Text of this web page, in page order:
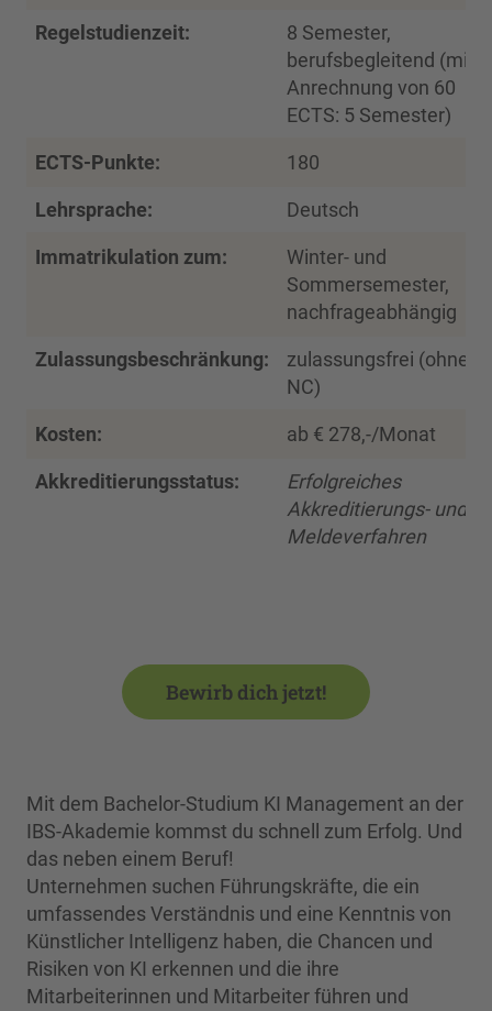
Regelstudienzeit:
8 Semester,
berufsbegleitend (mit
Anrechnung von 60
ECTS: 5 Semester)
ECTS-Punkte: 180
Lehrsprache: Deutsch
Immatrikulation zum:
Winter- und
Sommersemester,
nachfrageabhängig
Zulassungsbeschränkung:
zulassungsfrei (ohne
NC)
Kosten: ab € 278,-/Monat
Akkreditierungsstatus:
Erfolgreiches
Akkreditierungs- und
Meldeverfahren
Bewirb dich jetzt!
Mit dem Bachelor-Studium KI Management an der
IBS-Akademie kommst du schnell zum Erfolg. Und
das neben einem Beruf!
Unternehmen suchen Führungskräfte, die ein
umfassendes Verständnis und eine Kenntnis von
Künstlicher Intelligenz haben, die Chancen und
Risiken von KI erkennen und die ihre
Mitarbeiterinnen und Mitarbeiter führen und